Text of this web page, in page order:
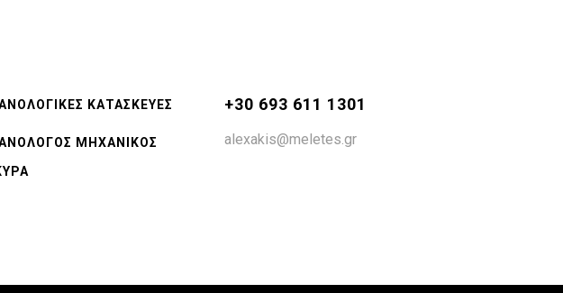
ΚΑΤΑΣΚΕΥΕΣ
ΜΗΧΑΝΙΚΟΣ
+30 693 611 1301
alexakis@meletes.gr